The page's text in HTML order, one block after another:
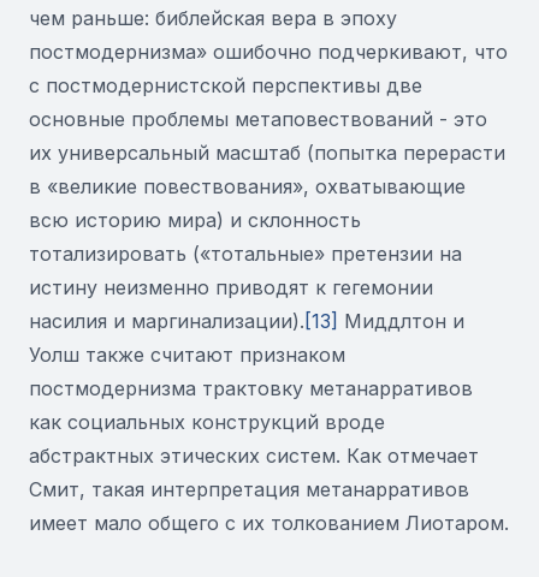
чем раньше: библейская вера в эпоху
постмодернизма» ошибочно подчеркивают, что
с постмодернистской перспективы две
основные проблемы метаповествований - это
их универсальный масштаб (попытка перерасти
в «великие повествования», охватывающие
всю историю мира) и склонность
тотализировать («тотальные» претензии на
истину неизменно приводят к гегемонии
насилия и маргинализации). [13] Миддлтон и
Уолш также считают признаком
постмодернизма трактовку метанарративов
как социальных конструкций вроде
абстрактных этических систем. Как отмечает
Смит, такая интерпретация метанарративов
имеет мало общего с их толкованием Лиотаром.